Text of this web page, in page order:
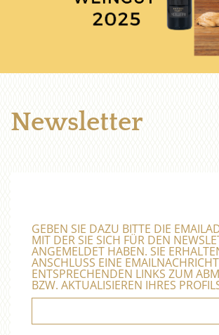
Newsletter
GEBEN SIE DAZU BITTE DIE
MIT DER SIE SICH FÜR DEN
ANGEMELDET HABEN. SIE
ANSCHLUSS EINE
ENTSPRECHENDEN LINKS ZUM
BZW. AKTUALISIEREN IHRES